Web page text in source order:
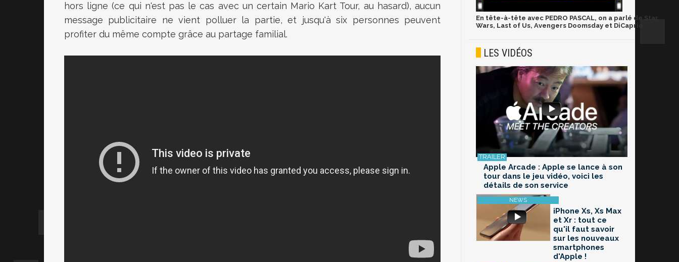
hors ligne (ce qui n'est pas le cas avec un certain Mario Kart Tour, au hasard), aucun
message publicitaire ne vient polluer la partie, et jusqu'à six personnes peuvent
profiter du même compte grâce au partage familial.
En tête-à-tête avec PEDRO PASCAL, on a parlé de Star
Wars, Last of Us, Avengers Doomsday et DiCaprio
LES VIDÉOS
Apple Arcade : Apple se lance à son
tour dans le jeu vidéo, voici les
détails de son service
iPhone Xs, Xs Max
et Xr : tout ce
qu'il faut savoir
sur les nouveaux
smartphones
d'Apple !